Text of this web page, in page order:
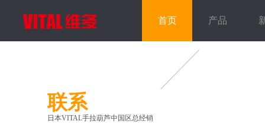
首页 产品
联系
日本VITAL手拉葫芦中国区总经销